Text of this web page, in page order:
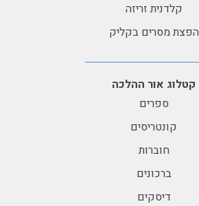
קלדנית זריזה
הפצת מסרים בקליק
קטלוג אור ההלכה
ספרים
קונטריסים
חוברות
ברכונים
דיסקים